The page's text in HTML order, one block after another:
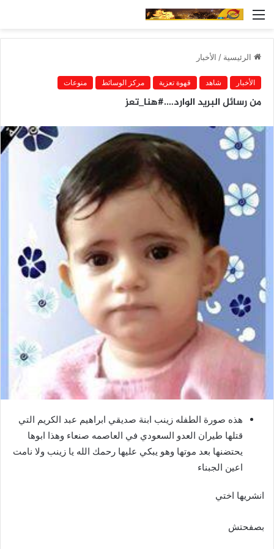
القائمة
الرئيسية / الأخبار
الأخبار شاهد قهوة تعزية مركز الوسائط منوعات
من رسائل البريد الوارد….#هنا_تعز
هذه صورة الطفله زينب ابنة صديقي ابراهيم عبد الكريم التي
قتلها طيران العدو السعودي في العاصمه صنعاء وهذا ابوها
يحتضنها بعد موتها وهو يبكي عليها رحمك الله يا زينب ولا نامت
اعين الجبناء
انشريها اختي
بصفحتش